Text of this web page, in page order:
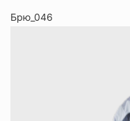
Брю_046